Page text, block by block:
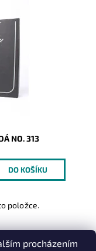
a pevná
v příznivé
NO. 313
položce.
procházením